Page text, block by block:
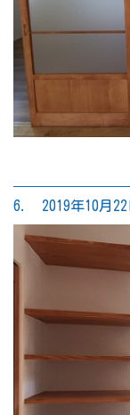
6. 2019年10月22